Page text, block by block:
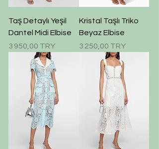
Taş Detaylı Yeşil
Dantel Midi Elbise
Prix
3 950,00 TRY
Kristal Taşlı Triko
Beyaz Elbise
Prix
3 250,00 TRY